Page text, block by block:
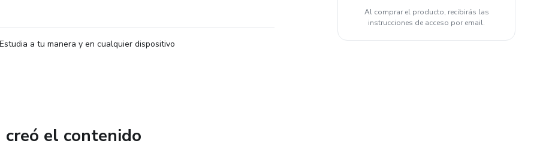
Estudia a tu manera y en cualquier dispositivo
el contenido
Al comprar el producto, recibirás las
instrucciones de acceso por email.